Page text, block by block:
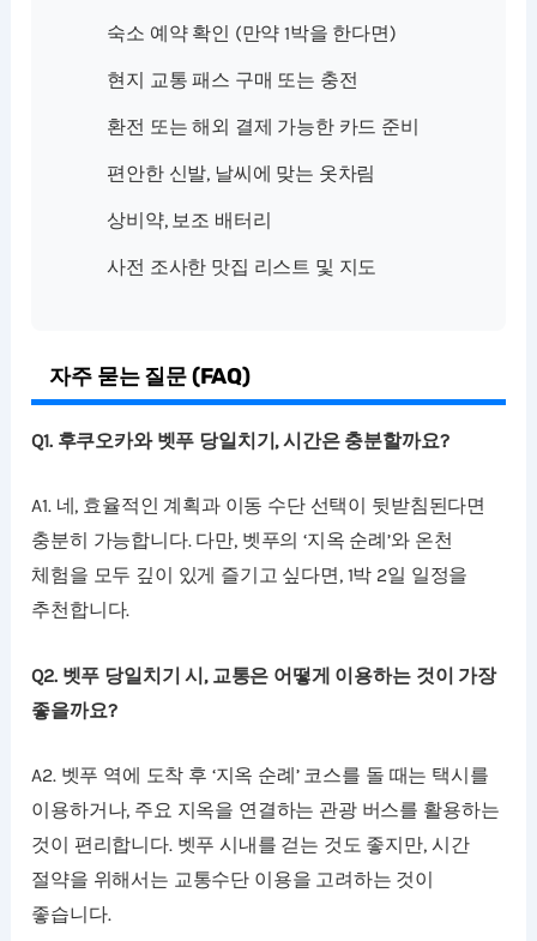
숙소 예약 확인 (만약 1박을 한다면)
현지 교통 패스 구매 또는 충전
환전 또는 해외 결제 가능한 카드 준비
편안한 신발, 날씨에 맞는 옷차림
상비약, 보조 배터리
사전 조사한 맛집 리스트 및 지도
자주 묻는 질문 (FAQ)
Q1. 후쿠오카와 벳푸 당일치기, 시간은 충분할까요?
A1. 네, 효율적인 계획과 이동 수단 선택이 뒷받침된다면
충분히 가능합니다. 다만, 벳푸의 ‘지옥 순례’와 온천
체험을 모두 깊이 있게 즐기고 싶다면, 1박 2일 일정을
추천합니다.
Q2. 벳푸 당일치기 시, 교통은 어떻게 이용하는 것이 가장
좋을까요?
A2. 벳푸 역에 도착 후 ‘지옥 순례’ 코스를 돌 때는 택시를
이용하거나, 주요 지옥을 연결하는 관광 버스를 활용하는
것이 편리합니다. 벳푸 시내를 걷는 것도 좋지만, 시간
절약을 위해서는 교통수단 이용을 고려하는 것이
좋습니다.